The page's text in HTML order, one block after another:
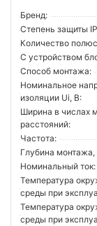
Бренд:
Степень защиты
Количество
С устройством
Способ монтажа:
Номинальное
изоляции Ui, В:
Ширина в числах
расстояний:
Частота:
Глубина монтажа,
Номинальный ток:
Температура
среды при
Температура
cреды при